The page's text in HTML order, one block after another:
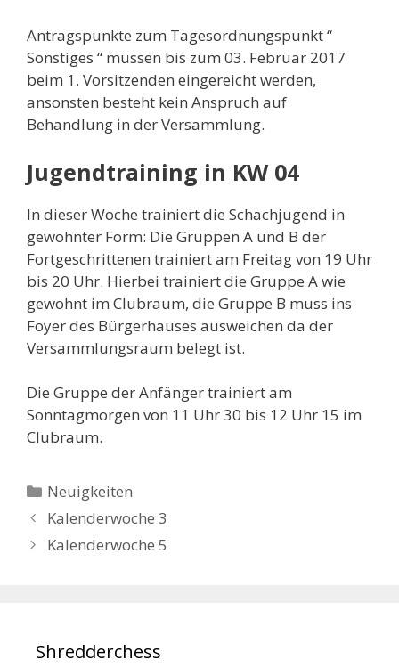
Antragspunkte zum Tagesordnungspunkt “
Sonstiges “ müssen bis zum 03. Februar 2017
beim 1. Vorsitzenden eingereicht werden,
ansonsten besteht kein Anspruch auf
Behandlung in der Versammlung.
Jugendtraining in KW 04
In dieser Woche trainiert die Schachjugend in
gewohnter Form: Die Gruppen A und B der
Fortgeschrittenen trainiert am Freitag von 19 Uhr
bis 20 Uhr. Hierbei trainiert die Gruppe A wie
gewohnt im Clubraum, die Gruppe B muss ins
Foyer des Bürgerhauses ausweichen da der
Versammlungsraum belegt ist.
Die Gruppe der Anfänger trainiert am
Sonntagmorgen von 11 Uhr 30 bis 12 Uhr 15 im
Clubraum.
Kategorien
Neuigkeiten
Kalenderwoche 3
Kalenderwoche 5
Shredderchess